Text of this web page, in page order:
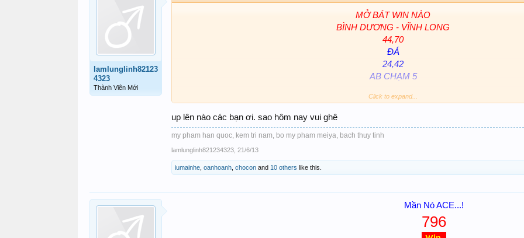
lamlunglinh82123
4323
Thành Viên Mới
MỞ BÁT WIN NÀO
BÌNH DƯƠNG - VĨNH LONG
44,70
ĐÁ
24,42
AB CHẠM 5
CHÚC CẢ NHÀ CÙNG WIN....
Click to expand...
up lên nào các bạn ơi. sao hôm nay vui ghê
my pham han quoc, kem tri nam, bo my pham meiya, bach thuy tinh
lamlunglinh821234323 21/6/13
iumainhe oanhoanh chocon and 10 others like this.
Mần Nó ACE...!
796